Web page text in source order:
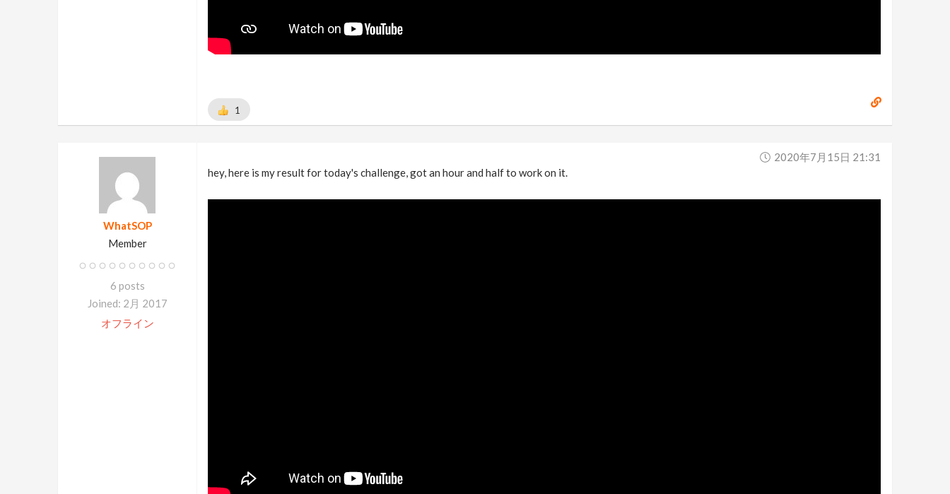
1
WhatSOP
Member
6 posts
Joined: 2月 2017
オフライン
2020年7月15日 21:31
hey, here is my result for today's challenge, got an hour and half to work on it.